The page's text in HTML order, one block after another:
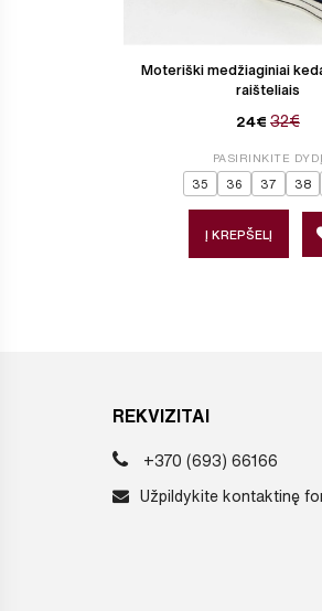
Moteriški medžiaginiai
raišteliais
24€ 32€
PASIRINKITE DYDĮ
35 36 37 38
Į KREPŠELĮ
REKVIZITAI
+370 (693) 66166
Užpildykite kontaktinę